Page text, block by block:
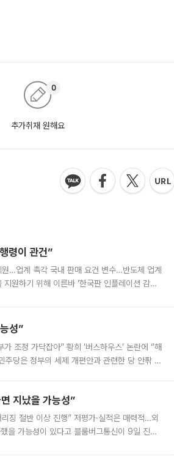
추가취재 원해요
0
령이 관건”
…업계 촉각 국내 판매 요건 변수…반도체 업계
원하기 위해 이른바 ‘한국판 인플레이션 감축
성”
조정 가닥잡아” 황희 ‘버스하우스’ 논란에 “해
주당은 정부의 세제 개편안과 관련한 당 안팎 의
지났을 가능성”
징 절반 이상 진행” 저평가·실적은 매력적…외
을 가능성이 있다고 블룸버그통신이 9일 진단